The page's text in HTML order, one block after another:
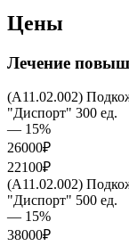
Цены
Лечение
(A11.02.002)
"Диспорт" 300 ед.
— 15%
26000₽
22100₽
(A11.02.002)
"Диспорт" 500 ед.
— 15%
38000₽